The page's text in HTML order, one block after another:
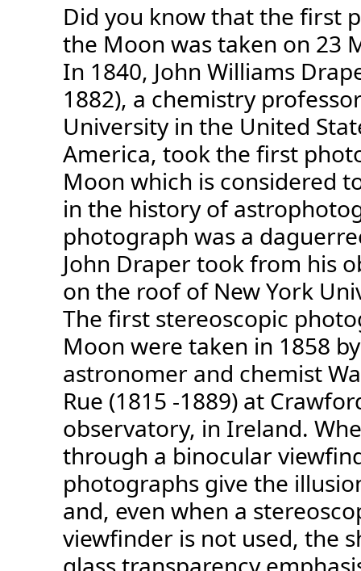
Did you know that the first
the Moon was taken on 23
In 1840, John Williams
1882), a chemistry
University in the United
America, took the first
Moon which is considered
in the history of
photograph was a
John Draper took from his
on the roof of New York
The first stereoscopic
Moon were taken in 1858
astronomer and chemist
Rue (1815 -1889) at
observatory, in Ireland.
through a binocular
photographs give the
and, even when a
viewfinder is not used, the